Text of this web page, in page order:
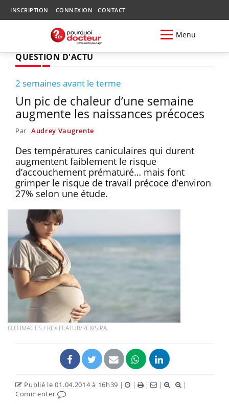
INSCRIPTION CONNEXION CONTACT
Menu
QUESTION D'ACTU
2 semaines avant le terme
Un pic de chaleur d’une semaine
augmente les naissances précoces
Par Audrey Vaugrente
Des températures caniculaires qui durent
augmentent faiblement le risque
d’accouchement prématuré… mais font
grimper le risque de travail précoce d’environ
27% selon une étude.
OJO IMAGES / REX FEATUR/REX/SIPA
Publié le 01.04.2014 à 16h39 | | | |
|
Commenter